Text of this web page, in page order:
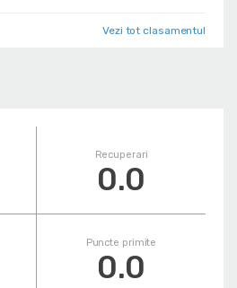
Vezi tot clasamentul
Recuperari
0.0
Puncte primite
0.0